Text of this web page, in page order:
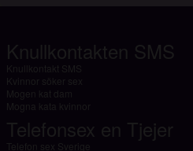
Knullkontakten SMS
Knullkontakt SMS
Kvinnor söker sex
Mogen kat dam
Mogna kata kvinnor
Telefonsex en Tjejer
Telefon sex Sverige